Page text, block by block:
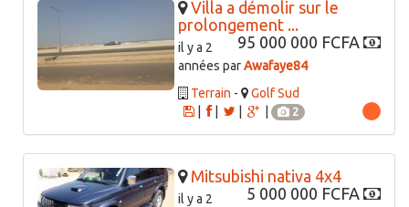
Villa a démolir sur le
prolongement ...
95 000 000 FCFA
il y a 2
années parAwafaye84
Terrain -
Golf Sud
|
2
Mitsubishi nativa 4x4
5 000 000 FCFA
il y a 2